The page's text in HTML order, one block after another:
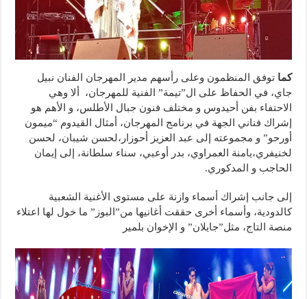
كماتوفق المنظمون وعلى رأسهم مدير المهرجان الفنان نبيل
جاي، في الحفاظ على ال”تيمة” الفنية للمهرجان، ألا وهي
الاحتفاء بفن أحيدوس و مختلف فنون جبال الأطلس، و الأهم هو
إشراك فناني الجهة في برنامج المهرجان، أمثال القيدوم “ميمون
أورحو” و مجموعته إلى عبد العزيز أحوزار،لحسن شيبان، لحسن
لخنيفري،يامنة العمراوي، بدر أوعبي، سناء سلطانة، إلى إيمان
الحاجب و المدكوري.
إلى جانب إشراك أسماء وازنة على مستوى الأغنية الشعبية
كالدودية، وأسماء أخرى حققت أغانيها من”البوز” ما خول لها اعتلاء
منصة التاج، مثل”جايلان” و الإخوان بلمير